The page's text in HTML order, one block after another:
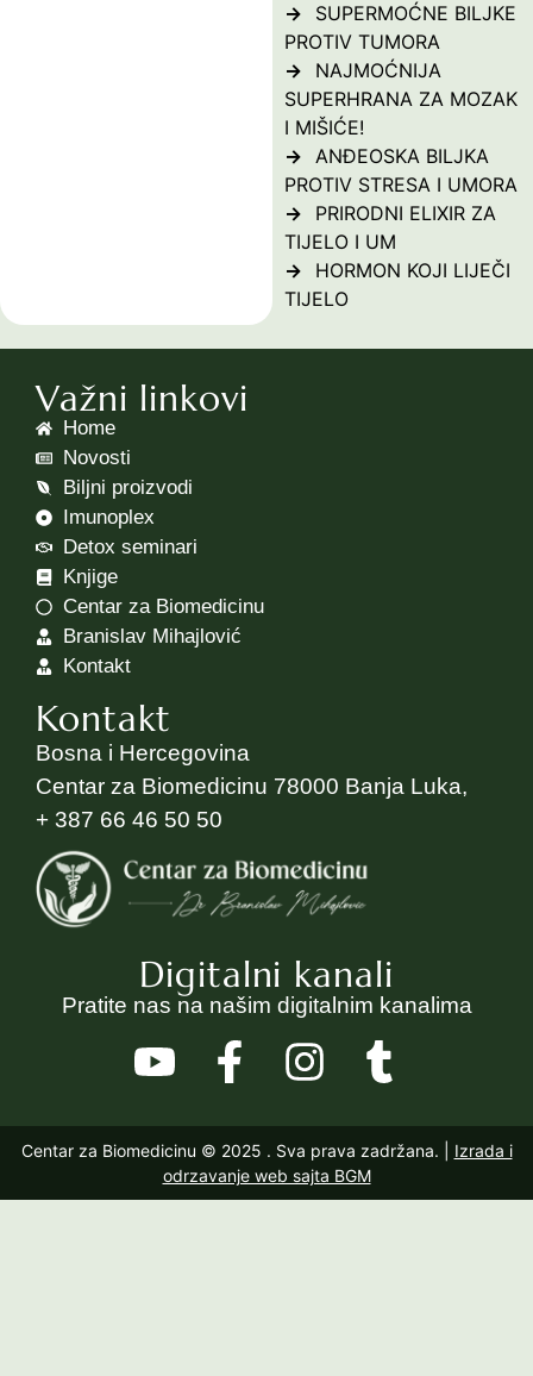
SUPERMOĆNE BILJKE
PROTIV TUMORA
NAJMOĆNIJA
SUPERHRANA ZA MOZAK
I MIŠIĆE!
ANĐEOSKA BILJKA
PROTIV STRESA I UMORA
PRIRODNI ELIXIR ZA
TIJELO I UM
HORMON KOJI LIJEČI
TIJELO
Važni linkovi
Home
Novosti
Biljni proizvodi
Imunoplex
Detox seminari
Knjige
Centar za Biomedicinu
Branislav Mihajlović
Kontakt
Kontakt
Bosna i Hercegovina
Centar za Biomedicinu 78000 Banja Luka,
+ 387 66 46 50 50
Digitalni kanali
Pratite nas na našim digitalnim kanalima
Centar za Biomedicinu © 2025 . Sva prava zadržana. | Izrada i
odrzavanje web sajta BGM